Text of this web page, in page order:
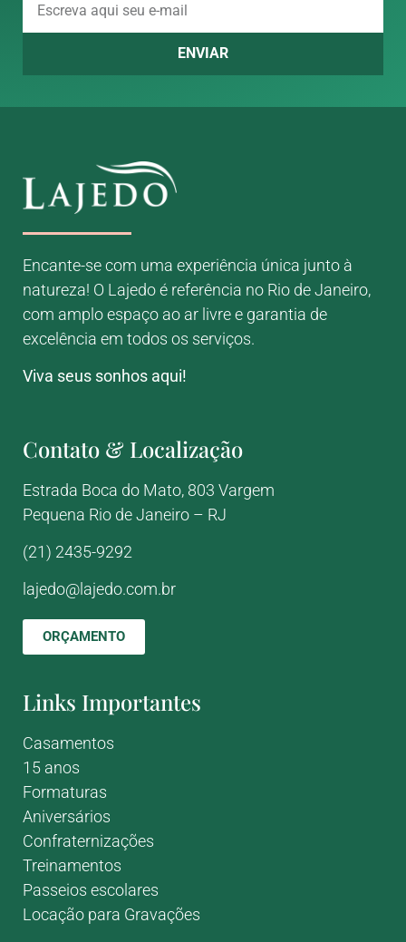
ENVIAR
Encante-se com uma experiência única junto à
natureza! O Lajedo é referência no Rio de Janeiro,
com amplo espaço ao ar livre e garantia de
excelência em todos os serviços.
Viva seus sonhos aqui!
Contato & Localização
Estrada Boca do Mato, 803 Vargem
Pequena Rio de Janeiro – RJ
(21) 2435-9292
lajedo@lajedo.com.br
ORÇAMENTO
Links Importantes
Casamentos
15 anos
Formaturas
Aniversários
Confraternizações
Treinamentos
Passeios escolares
Locação para Gravações